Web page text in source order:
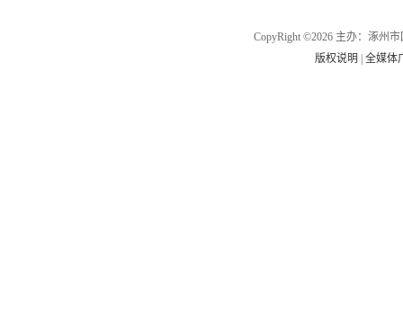
CopyRight ©2026 主办：涿州
版权说明
|全媒体